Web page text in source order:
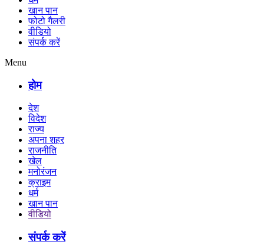
खान पान
फोटो गैलरी
वीडियो
संपर्क करें
Menu
होम
देश
विदेश
राज्य
अपना शहर
राजनीति
खेल
मनोरंजन
क्राइम
धर्म
खान पान
वीडियो
संपर्क करें